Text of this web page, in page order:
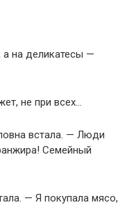
на деликатесы —
не при всех…
встала. — Люди
Семейный
— Я покупала мясо,